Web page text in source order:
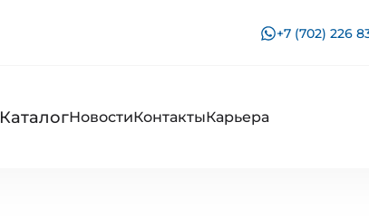
+7 (702) 226
КаталогНовостиКонтактыКарьера